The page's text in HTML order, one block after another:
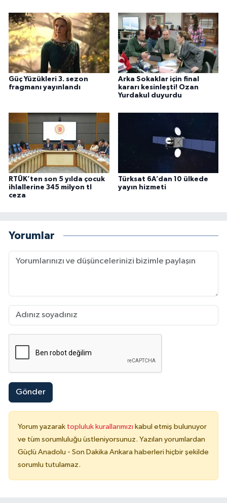
Güç Yüzükleri 3. sezon
fragmanı yayınlandı
Arka Sokaklar için final
kararı kesinleşti! Ozan
Yurdakul duyurdu
RTÜK’ten son 5 yılda çocuk
ihlallerine 345 milyon tl
ceza
Türksat 6A’dan 10 ülkede
yayın hizmeti
Yorumlar
Gönder
Yorum yazarak topluluk kurallarımızı kabul etmiş bulunuyor
ve tüm sorumluluğu üstleniyorsunuz. Yazılan yorumlardan
Güçlü Anadolu - Son Dakika Ankara haberleri hiçbir şekilde
sorumlu tutulamaz.